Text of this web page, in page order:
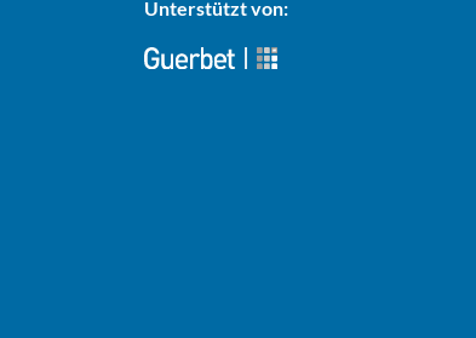
Unterstützt von: